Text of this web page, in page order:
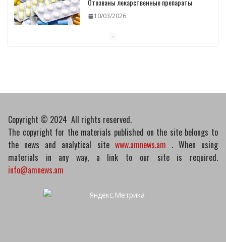
Отозваны лекарственные препараты
10/03/2026
Copyright © 2024 All rights reserved.
The copyright for the materials published on the site belongs to
the news and analytical site www.amnews.am . When using
materials in any way, a link to our site is required.
info@amnews.am